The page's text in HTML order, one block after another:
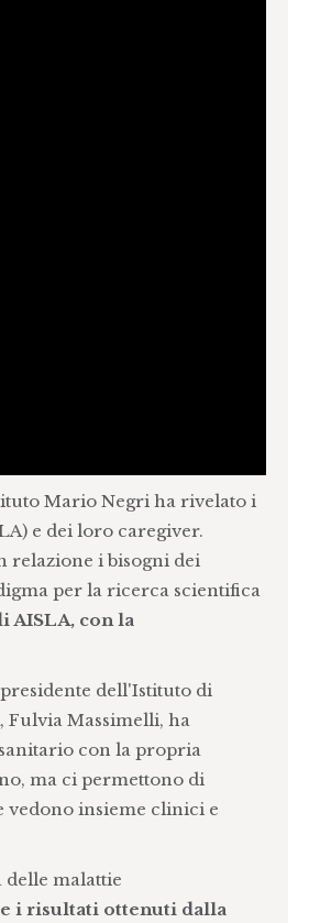
Mario Negri ha rivelato i
e dei loro caregiver.
relazione i bisogni dei
per la ricerca scientifica
AISLA, con la
dell'Istituto di
Massimelli, ha
con la propria
ma ci permettono di
vedono insieme clinici e
delle malattie
i risultati ottenuti dalla